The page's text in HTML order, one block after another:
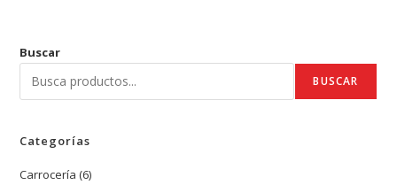
Buscar
BUSCAR
Categorías
Carrocería 66